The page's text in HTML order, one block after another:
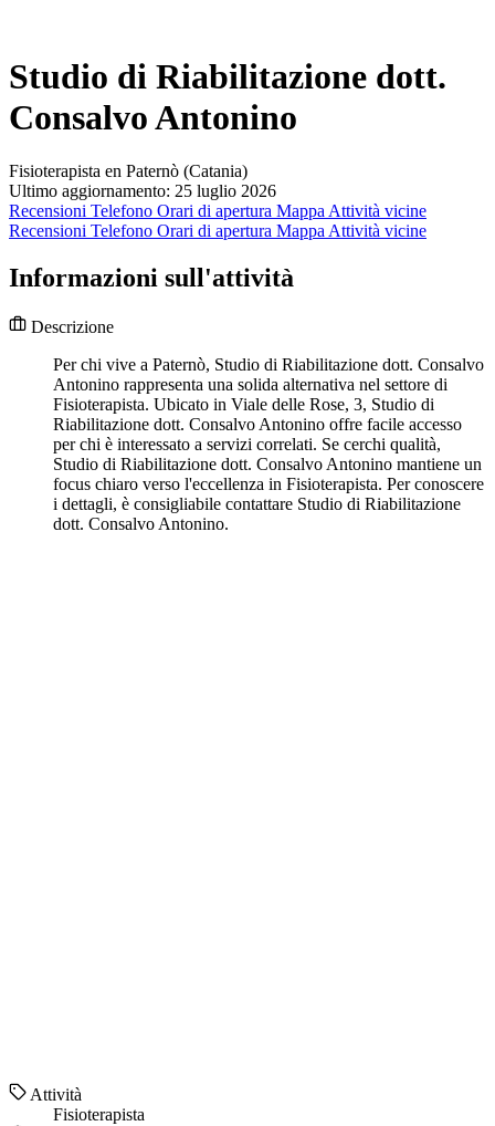
Studio di Riabilitazione dott.
Consalvo Antonino
Fisioterapista en Paternò (Catania)
Ultimo aggiornamento: 25 luglio 2026
Recensioni Telefono Orari di apertura Mappa Attività vicine
Recensioni Telefono Orari di apertura Mappa Attività vicine
Informazioni sull'attività
Descrizione
Per chi vive a Paternò, Studio di Riabilitazione dott. Consalvo
Antonino rappresenta una solida alternativa nel settore di
Fisioterapista. Ubicato in Viale delle Rose, 3, Studio di
Riabilitazione dott. Consalvo Antonino offre facile accesso
per chi è interessato a servizi correlati. Se cerchi qualità,
Studio di Riabilitazione dott. Consalvo Antonino mantiene un
focus chiaro verso l'eccellenza in Fisioterapista. Per conoscere
i dettagli, è consigliabile contattare Studio di Riabilitazione
dott. Consalvo Antonino.
Attività
Fisioterapista